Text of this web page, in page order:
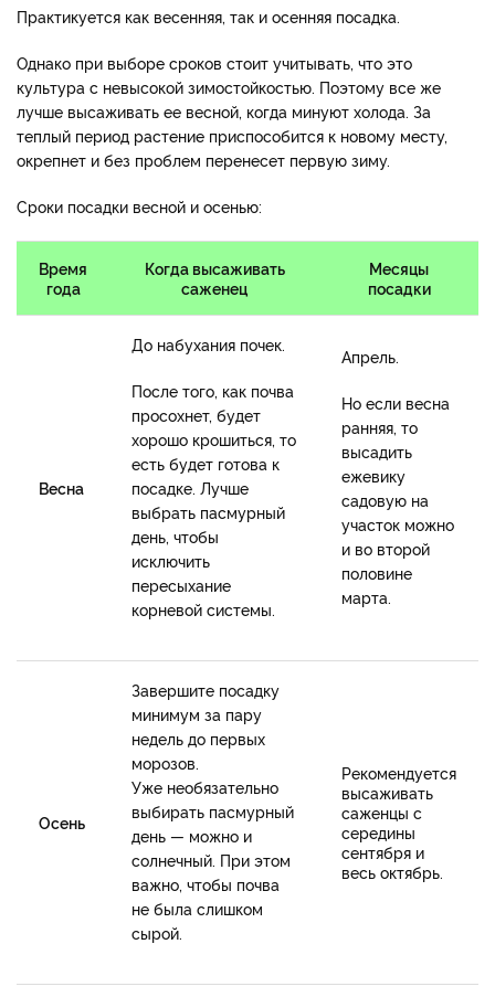
Практикуется как весенняя, так и осенняя посадка.
Однако при выборе сроков стоит учитывать, что это
культура с невысокой зимостойкостью. Поэтому все же
лучше высаживать ее весной, когда минуют холода. За
теплый период растение приспособится к новому месту,
окрепнет и без проблем перенесет первую зиму.
Сроки посадки весной и осенью:
Время
года
Когда высаживать
саженец
Месяцы
посадки
Весна
До набухания почек.
После того, как почва
просохнет, будет
хорошо крошиться, то
есть будет готова к
посадке. Лучше
выбрать пасмурный
день, чтобы
исключить
пересыхание
корневой системы.
Апрель.
Но если весна
ранняя, то
высадить
ежевику
садовую на
участок можно
и во второй
половине
марта.
Осень
Завершите посадку
минимум за пару
недель до первых
морозов.
Уже необязательно
выбирать пасмурный
день — можно и
солнечный. При этом
важно, чтобы почва
не была слишком
сырой.
Рекомендуется
высаживать
саженцы с
середины
сентября и
весь октябрь.